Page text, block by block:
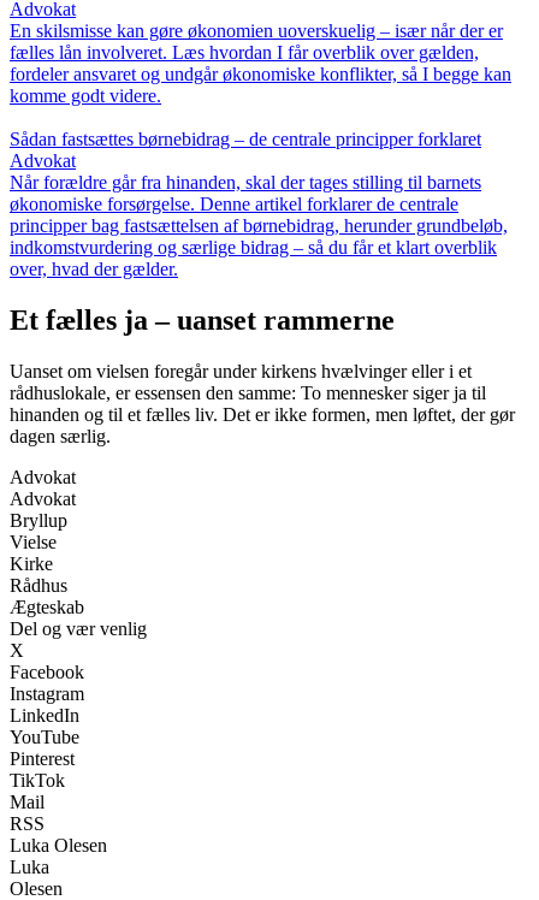
Advokat
En skilsmisse kan gøre økonomien uoverskuelig – især når der er
fælles lån involveret. Læs hvordan I får overblik over gælden,
fordeler ansvaret og undgår økonomiske konflikter, så I begge kan
komme godt videre.
Sådan fastsættes børnebidrag – de centrale principper forklaret
Advokat
Når forældre går fra hinanden, skal der tages stilling til barnets
økonomiske forsørgelse. Denne artikel forklarer de centrale
principper bag fastsættelsen af børnebidrag, herunder grundbeløb,
indkomstvurdering og særlige bidrag – så du får et klart overblik
over, hvad der gælder.
Et fælles ja – uanset rammerne
Uanset om vielsen foregår under kirkens hvælvinger eller i et
rådhuslokale, er essensen den samme: To mennesker siger ja til
hinanden og til et fælles liv. Det er ikke formen, men løftet, der gør
dagen særlig.
Advokat
Advokat
Bryllup
Vielse
Kirke
Rådhus
Ægteskab
Del og vær venlig
X
Facebook
Instagram
LinkedIn
YouTube
Pinterest
TikTok
Mail
RSS
Luka Olesen
Luka
Olesen